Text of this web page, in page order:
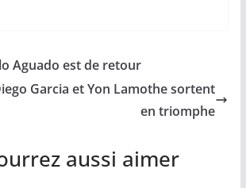
i
n
k
A
p
g
e
Aguado est de retour
Garcia et Yon Lamothe sortent
en triomphe
aussi aimer